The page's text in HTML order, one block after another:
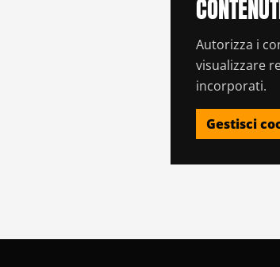
Autorizza i
visualizzare
incorporati.
Gestisci